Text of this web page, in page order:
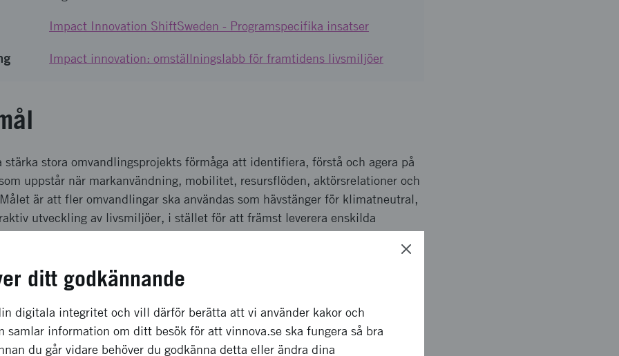
Impact Innovation ShiftSweden - Programspecifika insatser
Impact innovation: omställningslabb för framtidens livsmiljöer
stärka stora omvandlingsprojekts förmåga att identifiera, förstå och agera på
uppstår när markanvändning, mobilitet, resursflöden, aktörsrelationer och
är att fler omvandlingar ska användas som hävstänger för klimatneutral,
utveckling av livsmiljöer, i stället för att främst leverera enskilda
effekter och resultat
arbetssätt och lärdomar som gör det lättare att fånga, förstå och
i stora omvandlingsprojekt. Resultaten ska bidra till att fler satsningar ger
ditt godkännande
digitala integritet och vill därför berätta att vi använder kakor och
samlar information om ditt besök för att vinnova.se ska fungera så bra
du går vidare behöver du godkänna detta eller ändra dina